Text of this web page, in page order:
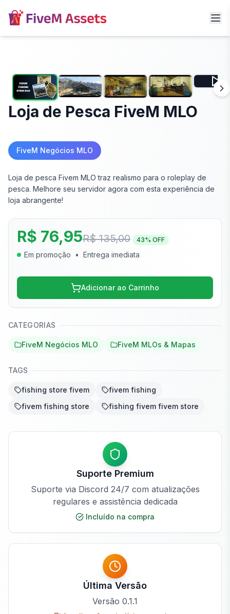
Loja de Pesca FiveM MLO
FiveM Negócios MLO
Loja de pesca Fivem MLO traz realismo para o roleplay de
pesca. Melhore seu servidor agora com esta experiência de
loja abrangente!
R$ 76,95R$ 135,00 43% OFF
Em promoção • Entrega imediata
Adicionar ao Carrinho
CATEGORIAS
FiveM Negócios MLO FiveM MLOs & Mapas
TAGS
fishing store fivem
fivem fishing
fivem fishing store
fishing fivem fivem store
Suporte Premium
Suporte via Discord 24/7 com atualizações
regulares e assistência dedicada
Incluído na compra
Última Versão
Versão 0.1.1